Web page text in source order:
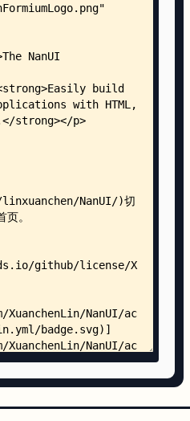
Style-Forms.md
Features.md
Style.md
Features.md
JavaScript-Guide.md
Without-Titlebar.md
Style-Forms.md
Style-Forms.md
WinFormium.md
Application.md
WinFormium-App.md
Mapping-Objects.md
Window-Binding-
Resources.md
Resources.md
Resources.md
Resources.md